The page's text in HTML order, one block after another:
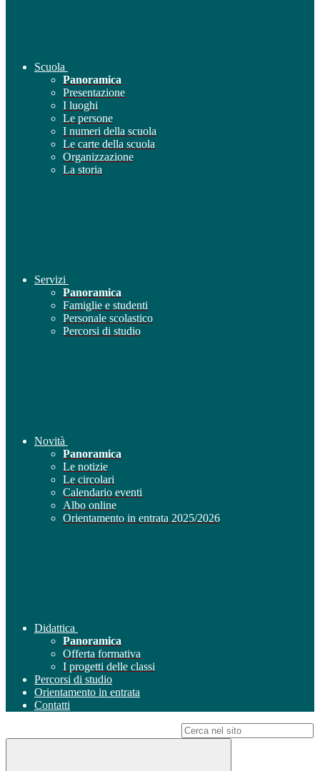
Scuola
Panoramica
Presentazione
I luoghi
Le persone
I numeri della scuola
Le carte della scuola
Organizzazione
La storia
Servizi
Panoramica
Famiglie e studenti
Personale scolastico
Percorsi di studio
Novità
Panoramica
Le notizie
Le circolari
Calendario eventi
Albo online
Orientamento in entrata 2025/2026
Didattica
Panoramica
Offerta formativa
I progetti delle classi
Percorsi di studio
Orientamento in entrata
Contatti